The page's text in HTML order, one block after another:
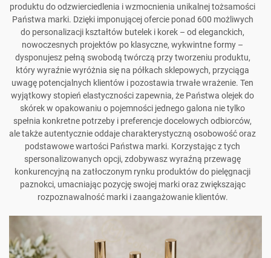
produktu do odzwierciedlenia i wzmocnienia unikalnej tożsamości
Państwa marki. Dzięki imponującej ofercie ponad 600 możliwych
do personalizacji kształtów butelek i korek – od eleganckich,
nowoczesnych projektów po klasyczne, wykwintne formy –
dysponujesz pełną swobodą twórczą przy tworzeniu produktu,
który wyraźnie wyróżnia się na półkach sklepowych, przyciąga
uwagę potencjalnych klientów i pozostawia trwałe wrażenie. Ten
wyjątkowy stopień elastyczności zapewnia, że Państwa olejek do
skórek w opakowaniu o pojemności jednego galona nie tylko
spełnia konkretne potrzeby i preferencje docelowych odbiorców,
ale także autentycznie oddaje charakterystyczną osobowość oraz
podstawowe wartości Państwa marki. Korzystając z tych
spersonalizowanych opcji, zdobywasz wyraźną przewagę
konkurencyjną na zatłoczonym rynku produktów do pielęgnacji
paznokci, umacniając pozycję swojej marki oraz zwiększając
rozpoznawalność marki i zaangażowanie klientów.